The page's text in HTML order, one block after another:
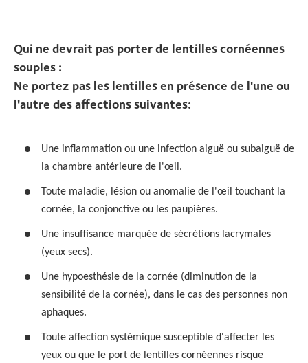
Qui ne devrait pas porter de lentilles cornéennes
souples :
Ne portez pas les lentilles en présence de l'une ou
l'autre des affections suivantes:
Une inflammation ou une infection aiguë ou subaiguë de
la chambre antérieure de l'œil.
Toute maladie, lésion ou anomalie de l'œil touchant la
cornée, la conjonctive ou les paupières.
Une insuffisance marquée de sécrétions lacrymales
(yeux secs).
Une hypoesthésie de la cornée (diminution de la
sensibilité de la cornée), dans le cas des personnes non
aphaques.
Toute affection systémique susceptible d'affecter les
yeux ou que le port de lentilles cornéennes risque